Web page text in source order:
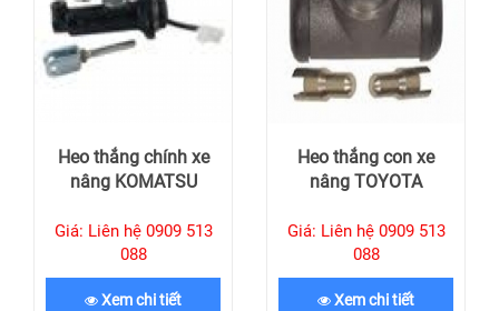
Heo thắng chính xe
nâng KOMATSU
Giá: Liên hệ 0909 513
088
Xem chi tiết
Heo thắng con xe
nâng TOYOTA
Giá: Liên hệ 0909 513
088
Xem chi tiết